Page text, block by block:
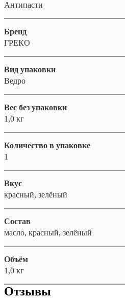
Антипасти
Бренд
ГРЕКО
Вид упаковки
Ведро
Вес без упаковки
1,0 кг
Количество в упаковке
1
Вкус
красный, зелёный
Состав
масло, красный, зелёный
Объём
1,0 кг
Отзывы